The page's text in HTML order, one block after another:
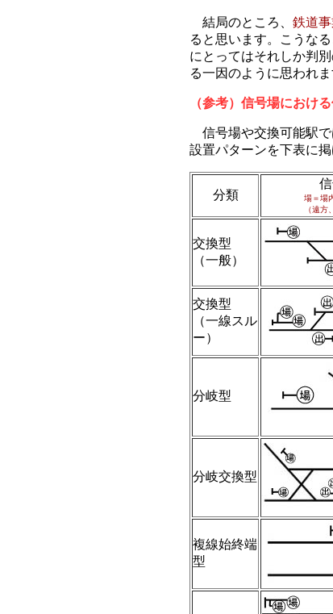
結局のところ、 鉄道
ると思います。こうな
にとってはそれしか判
る一因のように思われま
（参考）信号場におけ
信号場や交換可能駅で
設置パターンを下表に掲
分類
場＝場
（遠方
交換型
（一般）
交換型
（一線スル
ー）
分岐型
分岐交換型
複線始終端
型